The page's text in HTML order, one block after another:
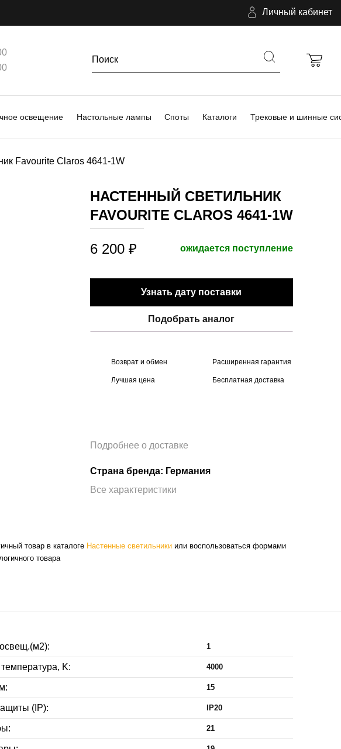
Личный кабинет
освещение Настольные лампы Споты Каталоги Трековые и шинные
Favourite Claros 4641-1W
НАСТЕННЫЙ СВЕТИЛЬНИК
FAVOURITE CLAROS 4641-1W
6 200 ₽ ожидается поступление
Узнать дату поставки
Подобрать аналог
Возврат и обмен Расширенная гарантия
Лучшая цена Бесплатная доставка
Подробнее о доставке
Страна бренда: Германия
Все характеристики
товар в каталоге Настенные светильники или воспользоваться формами
товара
1
K: 4000
15
(IP): IP20
21